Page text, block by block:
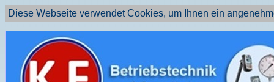
Diese Webseite verwendet Cookies, um Ihnen ein